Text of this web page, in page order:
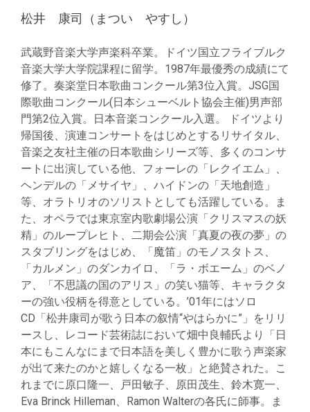
松井 康司（まつい やすし）
武蔵野音楽大学声楽科卒業。ドイツ国立フライブルク
音楽大学大学院課程に留学。1987年最優秀の成績にて
修了。奏楽堂日本歌曲コンクール第3位入賞。JSG国
際歌曲コンクール(日本シューベルト協会主催)男声部
門第2位入賞。日本音楽コンクール入選。 ドイツより
帰国後、演連コンサートをはじめとするリサイタル、
音楽之友社主催の日本歌曲シリーズ等、多くのコンサ
ートに出演している他、フォーレの「レクイエム」、
ヘンデルの「メサイヤ」、ハイドンの「天地創造」
等、オラトリオのソリストとしても活躍している。ま
た、オペラでは東京室内歌劇場公演「クリスマスの妖
精」のループレヒト、二期会公演「真夏の夜の夢」の
スタブリングをはじめ、「魔笛」のモノスタトス、
「カルメン」のダンカイロ、「ラ・ボエーム」のベノ
ア、「不思議の国のアリス」の笑い猫等、キャラクタ
ーの強い役柄を得意としている。’01年にはソロ
CD「松井康司が歌う日本の叙情“やはらかに”」をリリ
ースし、レコード芸術誌において畑中良輔氏より「日
本にもこんなにまで日本語を美しく豊かに歌う声楽家
が出て来たのかと嬉しくなる一枚」と絶賛された。こ
れまでに原口隆一、戸田敏子、原田茂生、鈴木寛一、
Eva Brinck Hilleman、Ramon Walterの各氏に師事。ま